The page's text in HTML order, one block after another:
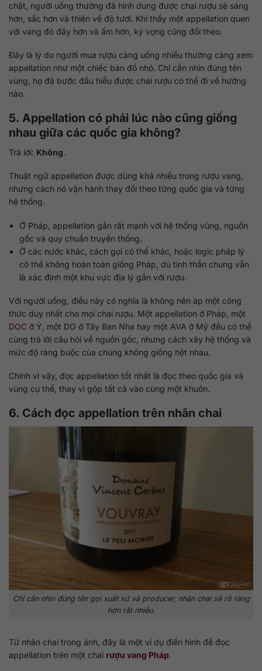
chặt, người uống thường đã hình dung được chai rượu sẽ sáng
hơn, sắc hơn và thiên về độ tươi. Khi thấy một appellation quen
với vang đỏ đầy hơn và ấm hơn, kỳ vọng cũng đổi theo.
Đây là lý do người mua rượu càng uống nhiều thường càng xem
appellation như một chiếc bản đồ nhỏ. Chỉ cần nhìn đúng tên
vùng, họ đã bước đầu hiểu được chai rượu có thể đi về hướng
nào.
5. Appellation có phải lúc nào cũng giống
nhau giữa các quốc gia không?
Trả lời: Không.
Thuật ngữ appellation được dùng khá nhiều trong rượu vang,
nhưng cách nó vận hành thay đổi theo từng quốc gia và từng
hệ thống.
Ở Pháp, appellation gắn rất mạnh với hệ thống vùng, nguồn
gốc và quy chuẩn truyền thống.
Ở các nước khác, cách gọi có thể khác, hoặc logic pháp lý
có thể không hoàn toàn giống Pháp, dù tinh thần chung vẫn
là xác định một khu vực địa lý gắn với rượu.
Với người uống, điều này có nghĩa là không nên áp một công
thức duy nhất cho mọi chai rượu. Một appellation ở Pháp, một
DOC ở Ý, một DO ở Tây Ban Nha hay một AVA ở Mỹ đều có thể
cùng trả lời câu hỏi về nguồn gốc, nhưng cách xây hệ thống và
mức độ ràng buộc của chúng không giống hệt nhau.
Chính vì vậy, đọc appellation tốt nhất là đọc theo quốc gia và
vùng cụ thể, thay vì gộp tất cả vào cùng một khuôn.
6. Cách đọc appellation trên nhãn chai
Chỉ cần nhìn đúng tên gọi xuất xứ và producer, nhãn chai sẽ rõ ràng
hơn rất nhiều.
Từ nhãn chai trong ảnh, đây là một ví dụ điển hình để đọc
appellation trên một chai rượu vang Pháp.